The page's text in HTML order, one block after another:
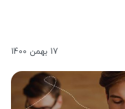
17 بهمن 1400